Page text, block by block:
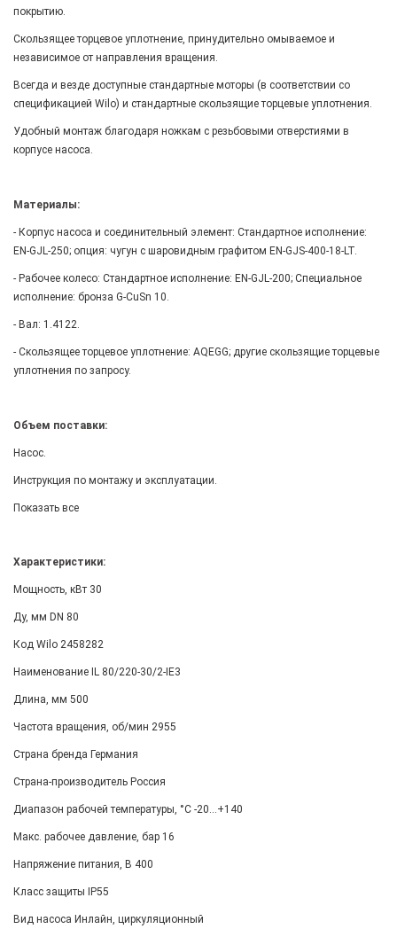
покрытию.
Скользящее торцевое уплотнение, принудительно омываемое и
независимое от направления вращения.
Всегда и везде доступные стандартные моторы (в соответствии со
спецификацией Wilo) и стандартные скользящие торцевые уплотнения.
Удобный монтаж благодаря ножкам с резьбовыми отверстиями в
корпусе насоса.
Материалы:
- Корпус насоса и соединительный элемент: Стандартное исполнение:
EN-GJL-250; опция: чугун с шаровидным графитом EN-GJS-400-18-LT.
- Рабочее колесо: Стандартное исполнение: EN-GJL-200; Специальное
исполнение: бронза G-CuSn 10.
- Вал: 1.4122.
- Скользящее торцевое уплотнение: AQEGG; другие скользящие торцевые
уплотнения по запросу.
Объем поставки:
Насос.
Инструкция по монтажу и эксплуатации.
Показать все
Характеристики:
Мощность, кВт 30
Ду, мм DN 80
Код Wilo 2458282
Наименование IL 80/220-30/2-IE3
Длина, мм 500
Частота вращения, об/мин 2955
Страна бренда Германия
Страна-производитель Россия
Диапазон рабочей температуры, °С -20...+140
Макс. рабочее давление, бар 16
Напряжение питания, В 400
Класс защиты IP55
Вид насоса Инлайн, циркуляционный